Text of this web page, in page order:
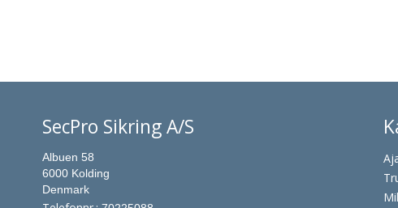
SecPro Sikring A/S
Albuen 58
6000 Kolding
Denmark